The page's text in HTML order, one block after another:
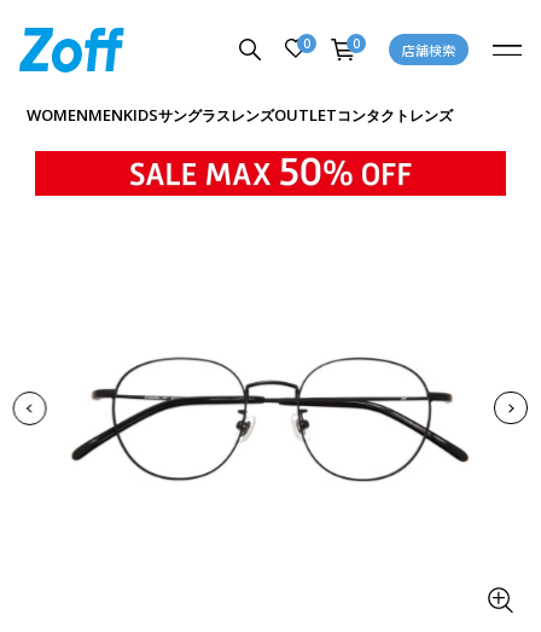
0 0 店舗検索
WOMENMENKIDSサングラスレンズOUTLETコンタクトレンズ
商品詳細ページへ